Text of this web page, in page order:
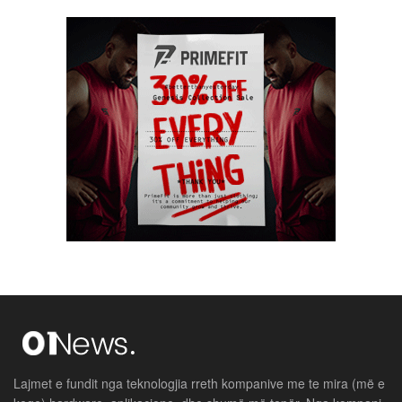
Lajmet e fundit nga teknologjia rreth kompanive me te mira (më e